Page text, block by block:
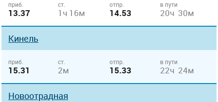
приб.
13.37
ст.
1ч 16м
отпр.
14.53
в пути
20ч 30м
Кинель
приб.
15.31
ст.
2м
отпр.
15.33
в пути
22ч 24м
Новоотрадная